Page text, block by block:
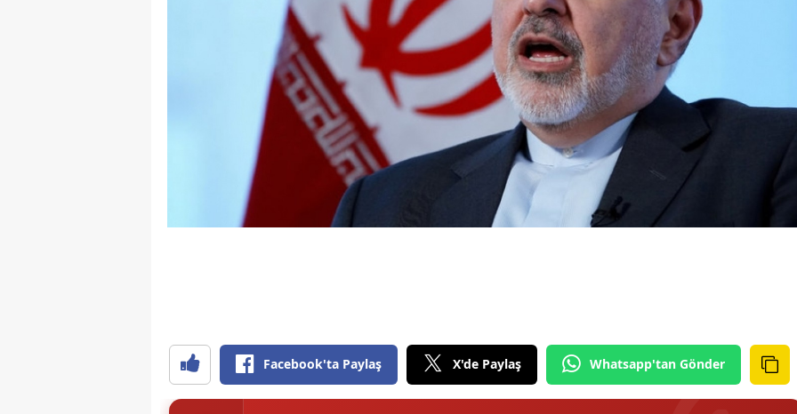
Bursa
Çanakkale
Çankırı
Çorum
Denizli
Diyarbakır
Erzurum
Eskişehir
Facebook'ta Paylaş X'de Paylaş Whatsapp'tan Gönder
kimdir, Ahmet
Arslan ile sevgili
mi? Bodrum'da...
kademeli